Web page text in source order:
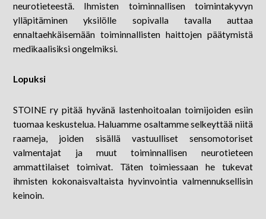
neurotieteestä. Ihmisten toiminnallisen toimintakyvyn
ylläpitäminen yksilölle sopivalla tavalla auttaa
ennaltaehkäisemään toiminnallisten haittojen päätymistä
medikaalisiksi ongelmiksi.
Lopuksi
STOINE ry pitää hyvänä lastenhoitoalan toimijoiden esiin
tuomaa keskustelua. Haluamme osaltamme selkeyttää niitä
raameja, joiden sisällä vastuulliset sensomotoriset
valmentajat ja muut toiminnallisen neurotieteen
ammattilaiset toimivat. Täten toimiessaan he tukevat
ihmisten kokonaisvaltaista hyvinvointia valmennuksellisin
keinoin.